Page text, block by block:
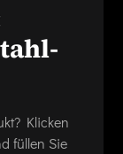
Klicken
füllen Sie